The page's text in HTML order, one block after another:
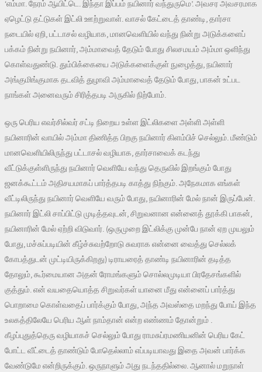
‘எம்மா. நேரம் ஆயிட்டெ. இந்தா இப்பம் நயினார் வந்துருமெ’. அவசர அவசரமாக
ஏழெட்டு தட்டுகள் இட்லி ஊற்றுவாள். வாசல் கேட்டைத் தாண்டி, தார்சா
நடையில் ஏறி, பட்டாசல் வழியாக, மானவெளியில் வந்து நின்று அடுக்களைப்
பக்கம் நின்று நயினார், அம்மாவைத் தேடும் போது சிலசமயம் அம்மா ஒளிந்து
கொள்வதுண்டு. தும்பிக்கையை அடுக்களைக்குள் நுழைத்து, நயினார்
அங்குமிங்குமாக தடவித் துழாவி அம்மாவைத் தேடும் போது, பாகன் உட்பட
நாங்கள் அனைவரும் சிரித்தபடி அருகில் நிற்போம்.
ஒரு பெரிய எவர்சில்வர் சட்டி நிறைய உள்ள இட்லிகளை அள்ளி அள்ளி
நயினாரின் வாயில் அம்மா திணித்த பிறகு நயினார் கிளம்பிச் செல்லும். மீண்டும்
மானவெளியிலிருந்து பட்டாசல் வழியாக, தார்சாவைக் கடந்து
வீட்டுக்குள்ளிருந்து நயினார் வெளியே வந்து தெருவில் இறங்கும் போது
ஜனக்கூட்டம் அதிசயமாகப் பார்த்தபடி காத்து நிற்கும். அநேகமாக எங்கள்
வீட்டிலிருந்து நயினார் வெளியே வரும் போது, நயினாரின் மேல் நான் இருப்பேன்.
நயினார் இட்லி சாப்பிட்டு முடித்தவுடன், சிறுவனான என்னைத் தூக்கி பாகன்,
நயினாரின் மேல் ஏற்றி விடுவார். (ஒருமுறை இட்லிக்கு முன்பே நான் ஏற முயலும்
போது, மச்சுப்படியின் கீழ்ச்சுவற்றோடு சுவராக என்னை வைத்து செல்லக்
கோபத்துடன் முட்டியிருக்கிறது) டிராயரைத் தாண்டி நயினாரின் தடித்த
தோலும், கூர்மையான அதன் ரோமங்களும் சொல்லமுடியா பிரதேசங்களில்
குத்தும். என் வயதையொத்த சிறுவர்கள் யானை மீது என்னைப் பார்த்து
பொறாமை கொள்வதைப் பார்க்கும் போது, அந்த அவஸ்தை மறந்து போய் இந்த
உலகத்திலேயே பெரிய ஆள் நாம்தான் என்ற எண்ணம் தோன்றும் .
கீழப்புதுத்தெரு வழியாகச் செல்லும் போது ராமசுப்ரமணியனின் பெரிய கேட்
போட்ட வீட்டைத் தாண்டும் போதெல்லாம் எப்படியாவது இதை அவன் பார்க்க
வேண்டுமே என்றிருக்கும். ஒருநாளும் அது நடந்ததில்லை. ஆனால் மறுநாள்